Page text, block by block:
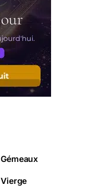
Gémeaux
Vierge